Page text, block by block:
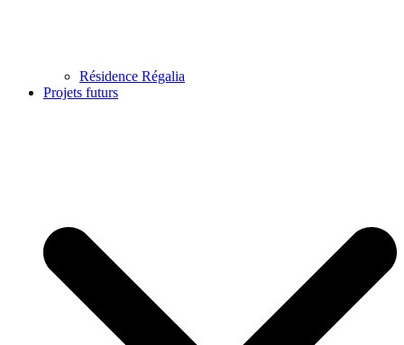
Résidence Régalia
Projets futurs